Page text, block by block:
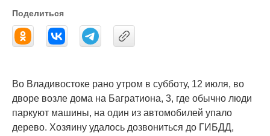
Поделиться
Во Владивостоке рано утром в субботу, 12 июля, во
дворе возле дома на Багратиона, 3, где обычно люди
паркуют машины, на один из автомобилей упало
дерево. Хозяину удалось дозвониться до ГИБДД,